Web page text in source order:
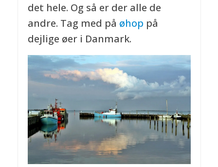
det hele. Og så er der alle de
andre. Tag med på øhop på
dejlige øer i Danmark.